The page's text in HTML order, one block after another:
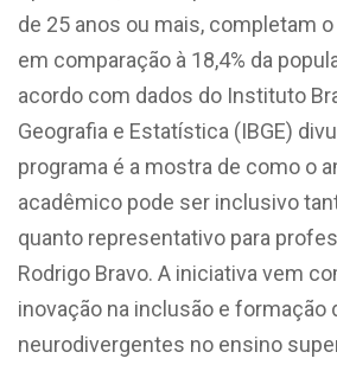
de 25 anos ou mais, completam
em comparação à 18,4% da
acordo com dados do Instituto
Geografia e Estatística (IBGE)
programa é a mostra de como o
acadêmico pode ser inclusivo
quanto representativo para
Rodrigo Bravo. A iniciativa vem
inovação na inclusão e formação
neurodivergentes no ensino